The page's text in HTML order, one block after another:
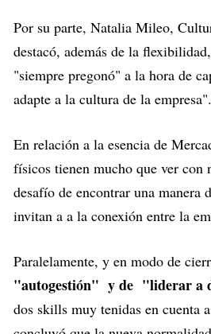
Por su parte, Natalia Mileo,
destacó, además de la
"siempre pregonó" a la hora de
adapte a la cultura de la empresa".
En relación a la esencia de
físicos tienen mucho que ver con
desafío de encontrar una manera
invitan a a la conexión entre la
Paralelamente, y en modo de
"autogestión" y de "liderar a
dos skills muy tenidas en cuenta